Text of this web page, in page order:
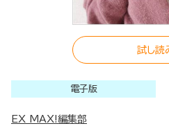
試し読
電子版
EX MAX!編集部